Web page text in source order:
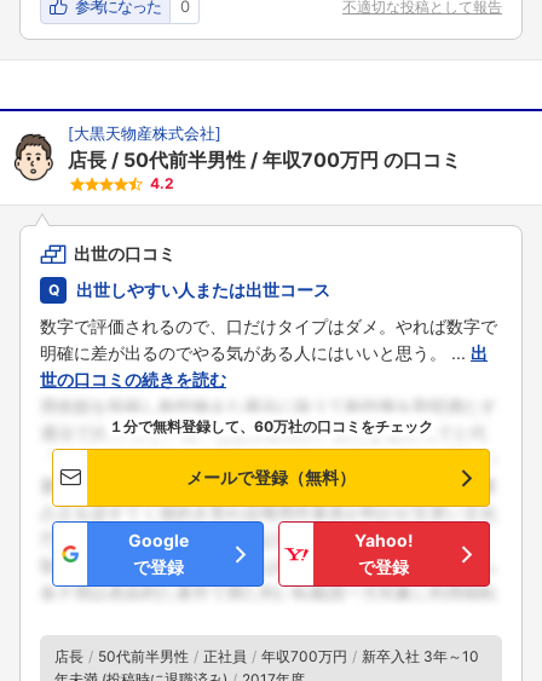
こちらの企業もフォローしませんか？
参考になった 0 不適切な投稿として報告
[大黒天物産株式会社]
店長 50代前半男性 年収700万円 の口コミ
4.2
出世の口コミ
出世しやすい人または出世コース
数字で評価されるので、口だけタイプはダメ。やれば数字で
明確に差が出るのでやる気がある人にはいいと思う。 ... 出
世の口コミの続きを読む
１分で無料登録して、60万社の口コミをチェック
メールで登録（無料）
Google
で登録
Yahoo!
で登録
店長 50代前半男性 正社員 年収700万円
新卒入社 3年～10